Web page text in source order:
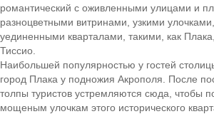
романтический с оживленными улицами и
разноцветными витринами, узкими
уединенными кварталами, такими, как
Тиссио.
Наибольшей популярностью у гостей
город Плака у подножия Акрополя. После
толпы туристов устремляются сюда, чтобы
мощеным улочкам этого исторического